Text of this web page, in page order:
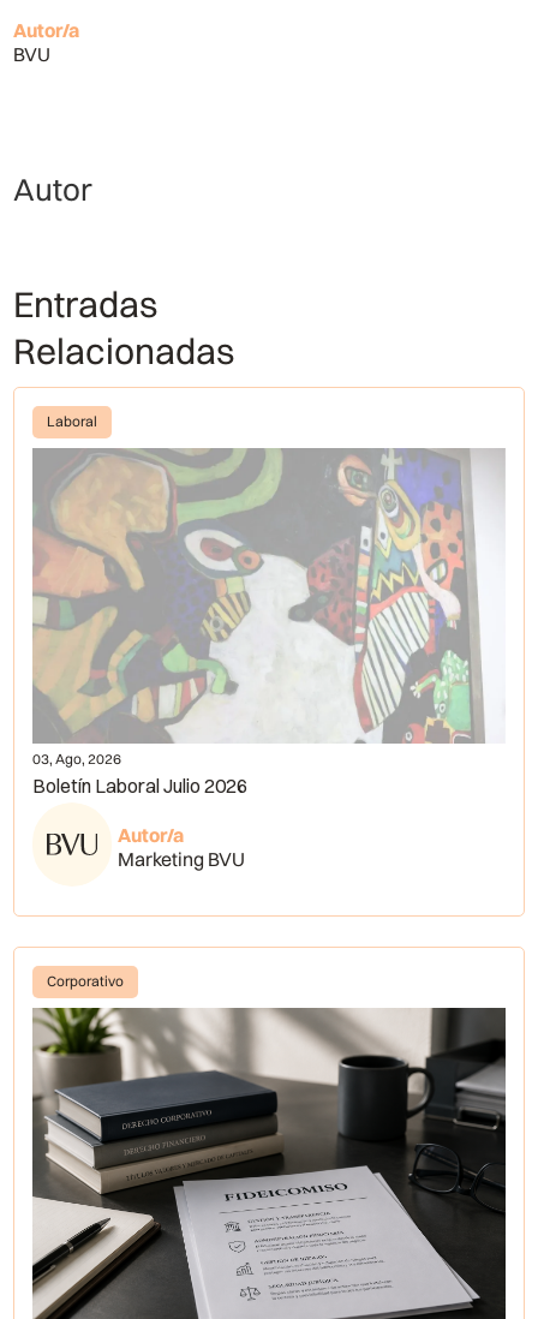
Autor/a
BVU
Autor
Entradas
Relacionadas
Laboral
03, Ago, 2026
Boletín Laboral Julio 2026
Autor/a
Marketing BVU
Corporativo